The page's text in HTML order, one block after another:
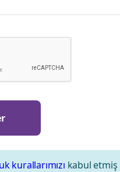
kurallarımızı kabul